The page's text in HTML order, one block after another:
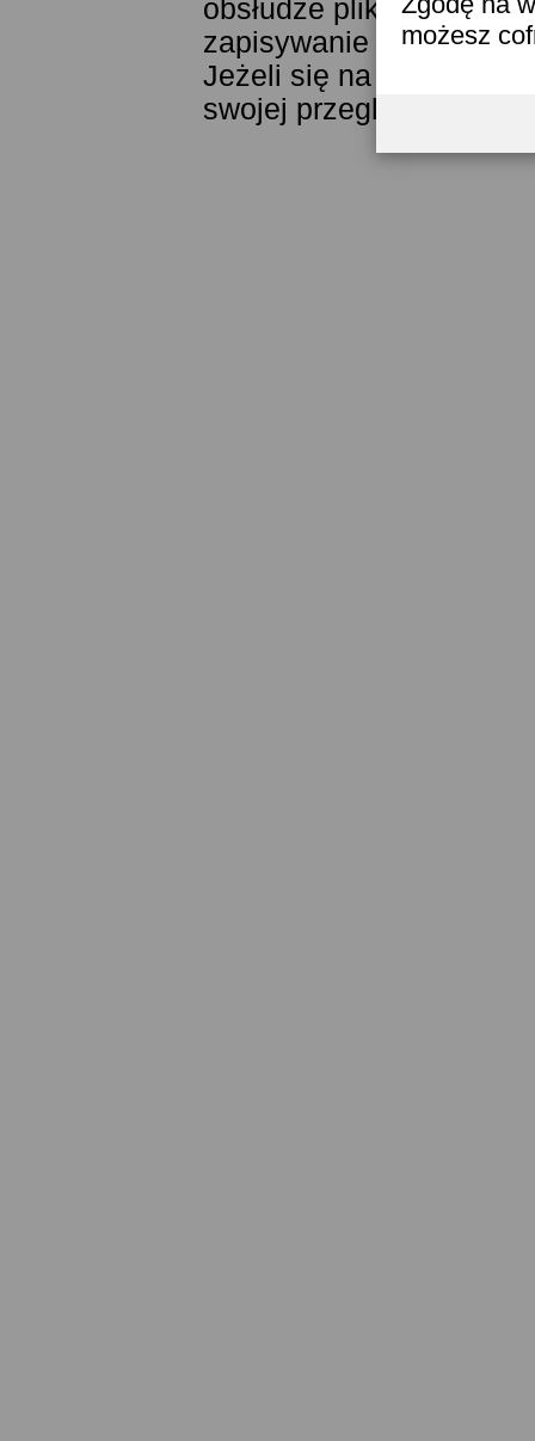
możesz
obsłudze plików
zapisywanie ich w
Jeżeli się na to nie
swojej przeglądarki.